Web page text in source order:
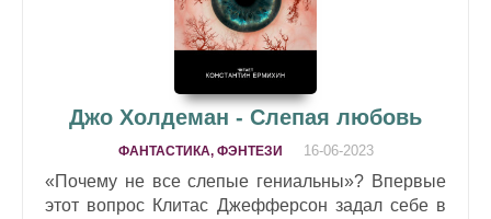
Джо Холдеман - Слепая любовь
ФАНТАСТИКА, ФЭНТЕЗИ 16-06-2023
«Почему не все слепые гениальны»? Впервые
этот вопрос Клитас Джефферсон задал себе в